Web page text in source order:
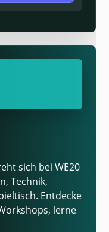
sich bei WE20
Technik,
Entdecke
lerne